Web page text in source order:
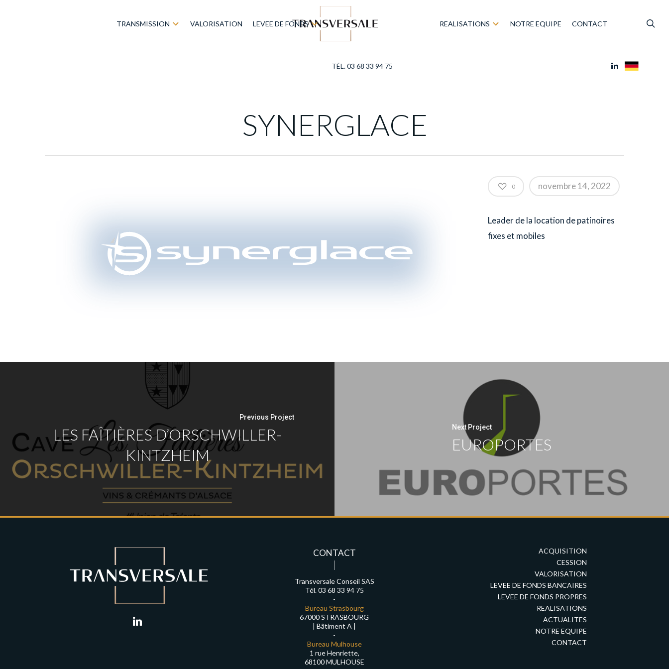
TRANSMISSION VALORISATION LEVEE DE FONDS REALISATIONS NOTRE EQUIPE CONTACT
TÉL. 03 68 33 94 75
SYNERGLACE
0 novembre 14, 2022
Leader de la location de patinoires
fixes et mobiles
Previous Project
LES FAÎTIÈRES D’ORSCHWILLER-
KINTZHEIM
Next Project
EUROPORTES
linkedin
CONTACT
Transversale Conseil SAS
Tél. 03 68 33 94 75
-
Bureau Strasbourg
67000 STRASBOURG
| Bâtiment A |
-
Bureau Mulhouse
1 rue Henriette,
68100 MULHOUSE
ACQUISITION
CESSION
VALORISATION
LEVEE DE FONDS BANCAIRES
LEVEE DE FONDS PROPRES
REALISATIONS
ACTUALITES
NOTRE EQUIPE
CONTACT